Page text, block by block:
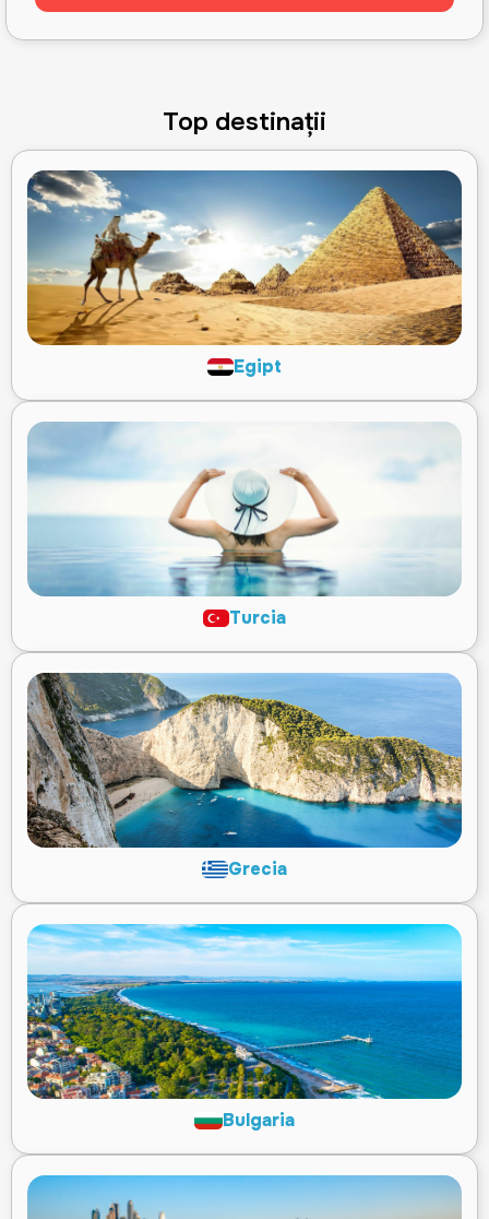
Top destinații
Egipt
Turcia
Grecia
Bulgaria